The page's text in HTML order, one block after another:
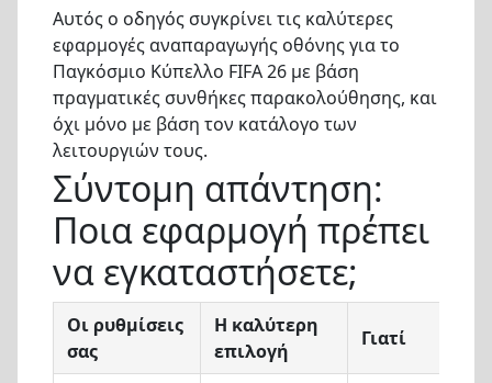
Αυτός ο οδηγός συγκρίνει τις καλύτερες
εφαρμογές αναπαραγωγής οθόνης για το
Παγκόσμιο Κύπελλο FIFA 26 με βάση
πραγματικές συνθήκες παρακολούθησης, και
όχι μόνο με βάση τον κατάλογο των
λειτουργιών τους.
Σύντομη απάντηση:
Ποια εφαρμογή πρέπει
να εγκαταστήσετε;
Οι ρυθμίσεις
σας
Η καλύτερη
επιλογή
Γιατί